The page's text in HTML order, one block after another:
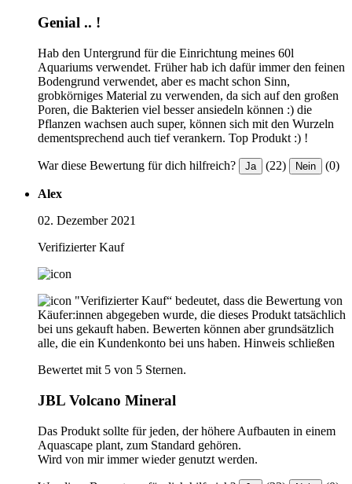
Genial .. !
Hab den Untergrund für die Einrichtung meines 60l
Aquariums verwendet. Früher hab ich dafür immer den feinen
Bodengrund verwendet, aber es macht schon Sinn,
grobkörniges Material zu verwenden, da sich auf den großen
Poren, die Bakterien viel besser ansiedeln können :) die
Pflanzen wachsen auch super, können sich mit den Wurzeln
dementsprechend auch tief verankern. Top Produkt :) !
War diese Bewertung für dich hilfreich? Ja (22) Nein (0)
Alex
02. Dezember 2021
Verifizierter Kauf
"Verifizierter Kauf“ bedeutet, dass die Bewertung von
Käufer:innen abgegeben wurde, die dieses Produkt tatsächlich
bei uns gekauft haben. Bewerten können aber grundsätzlich
alle, die ein Kundenkonto bei uns haben. Hinweis schließen
Bewertet mit 5 von 5 Sternen.
JBL Volcano Mineral
Das Produkt sollte für jeden, der höhere Aufbauten in einem
Aquascape plant, zum Standard gehören.
Wird von mir immer wieder genutzt werden.